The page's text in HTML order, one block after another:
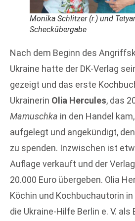
Monika Schlitzer (r.) und
Scheckübergabe
Nach dem Beginn des
Ukraine hatte der DK-Verlag
gezeigt und das erste
Ukrainerin Olia Hercules, das
Mamuschka in den Handel
aufgelegt und angekündigt,
zu spenden. Inzwischen ist
Auflage verkauft und der
20.000 Euro übergeben. Olia
Köchin und Kochbuchautorin
die Ukraine-Hilfe Berlin e. V. als